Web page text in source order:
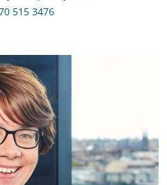
Irene van der Heijden
515 3476